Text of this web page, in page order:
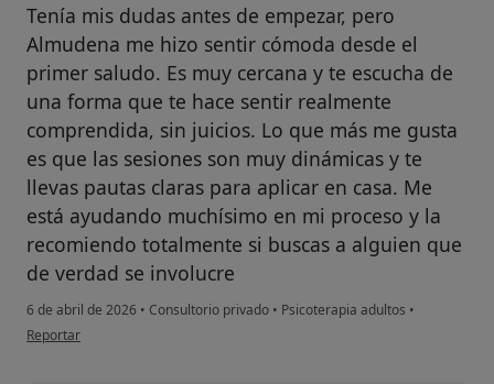
Tenía mis dudas antes de empezar, pero
Almudena me hizo sentir cómoda desde el
primer saludo. Es muy cercana y te escucha de
una forma que te hace sentir realmente
comprendida, sin juicios. Lo que más me gusta
es que las sesiones son muy dinámicas y te
llevas pautas claras para aplicar en casa. Me
está ayudando muchísimo en mi proceso y la
recomiendo totalmente si buscas a alguien que
de verdad se involucre
6 de abril de 2026 • Consultorio privado • Psicoterapia adultos •
en opinión del usuario A.P
Reportar